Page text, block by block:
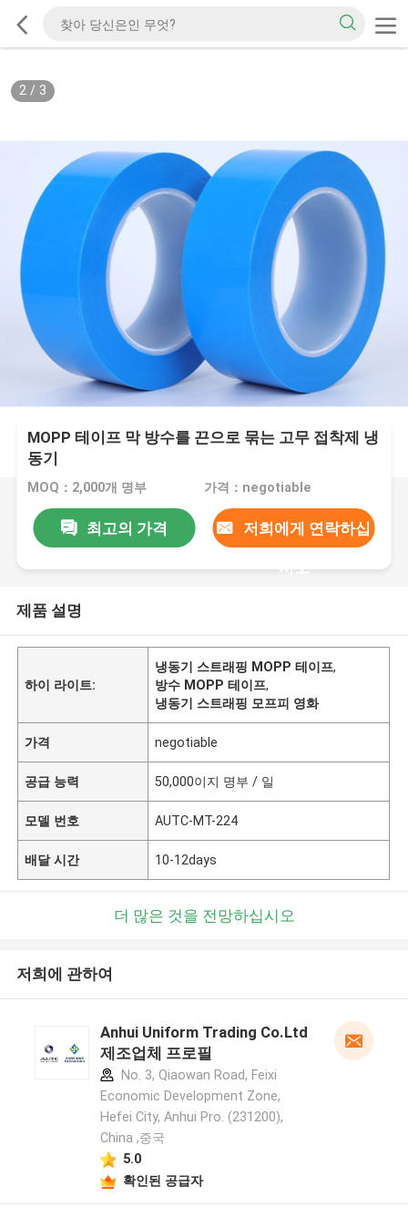
2/ 3
MOPP 테이프 막 방수를 끈으로 묶는 고무 접착제 냉
동기
MOQ：2,000개 명부 가격：negotiable
최고의 가격 저희에게 연락하십
시오
제품 설명
하이 라이트:
냉동기 스트래핑 MOPP 테이프,
방수 MOPP 테이프,
냉동기 스트래핑 모프피 영화
가격 negotiable
공급 능력 50,000이지 명부 / 일
모델 번호 AUTC-MT-224
배달 시간 10-12days
더 많은 것을 전망하십시오
저희에 관하여
Anhui Uniform Trading Co.Ltd
제조업체 프로필
No. 3, Qiaowan Road, Feixi
Economic Development Zone,
Hefei City, Anhui Pro. (231200),
China ,중국
5.0
확인된 공급자